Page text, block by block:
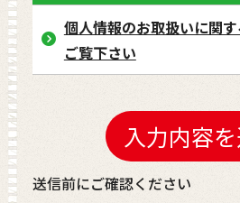
個人情報のお取扱いに関
ご覧下さい
送信前にご確認ください